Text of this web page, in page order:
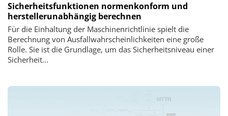
Sicherheitsfunktionen normenkonform und
herstellerunabhängig berechnen
Für die Einhaltung der Maschinenrichtlinie spielt die
Berechnung von Ausfallwahrscheinlichkeiten eine große
Rolle. Sie ist die Grundlage, um das Sicherheitsniveau einer
Sicherheit...